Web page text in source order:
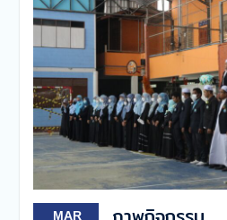
MAR